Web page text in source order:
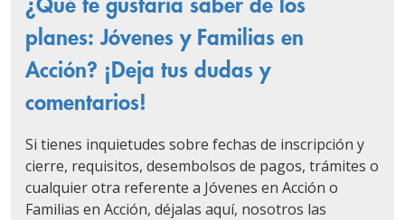
¿Qué te gustaría saber de los
planes: Jóvenes y Familias en
Acción? ¡Deja tus dudas y
comentarios!
Si tienes inquietudes sobre fechas de inscripción y
cierre, requisitos, desembolsos de pagos, trámites o
cualquier otra referente a Jóvenes en Acción o
Familias en Acción, déjalas aquí, nosotros las